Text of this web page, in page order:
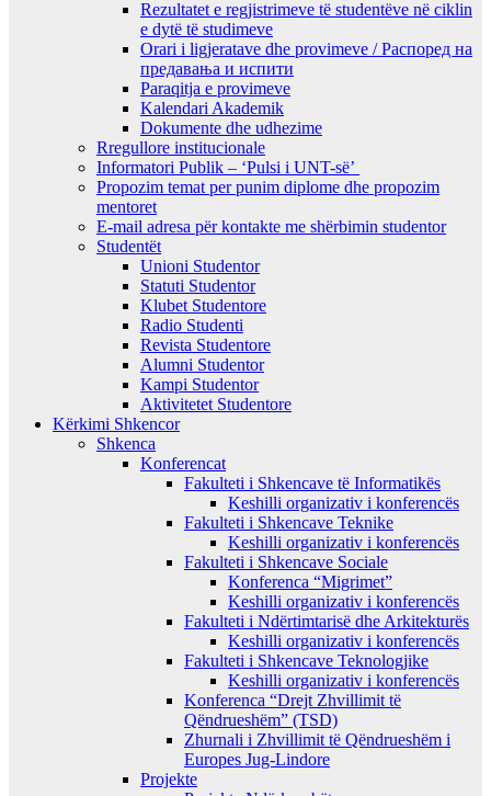
Rezultatet e regjistrimeve të studentëve në ciklin
e dytë të studimeve
Orari i ligjeratave dhe provimeve / Распоред на
предавањa и испити
Paraqitja e provimeve
Kalendari Akademik
Dokumente dhe udhezime
Rregullore institucionale
Informatori Publik – ‘Pulsi i UNT-së’
Propozim temat per punim diplome dhe propozim
mentoret
E-mail adresa për kontakte me shërbimin studentor
Studentët
Unioni Studentor
Statuti Studentor
Klubet Studentore
Radio Studenti
Revista Studentore
Alumni Studentor
Kampi Studentor
Aktivitetet Studentore
Kërkimi Shkencor
Shkenca
Konferencat
Fakulteti i Shkencave të Informatikës
Keshilli organizativ i konferencës
Fakulteti i Shkencave Teknike
Keshilli organizativ i konferencës
Fakulteti i Shkencave Sociale
Konferenca “Migrimet”
Keshilli organizativ i konferencës
Fakulteti i Ndërtimtarisë dhe Arkitekturës
Keshilli organizativ i konferencës
Fakulteti i Shkencave Teknologjike
Keshilli organizativ i konferencës
Konferenca “Drejt Zhvillimit të
Qëndrueshëm” (TSD)
Zhurnali i Zhvillimit të Qëndrueshëm i
Europes Jug-Lindore
Projekte